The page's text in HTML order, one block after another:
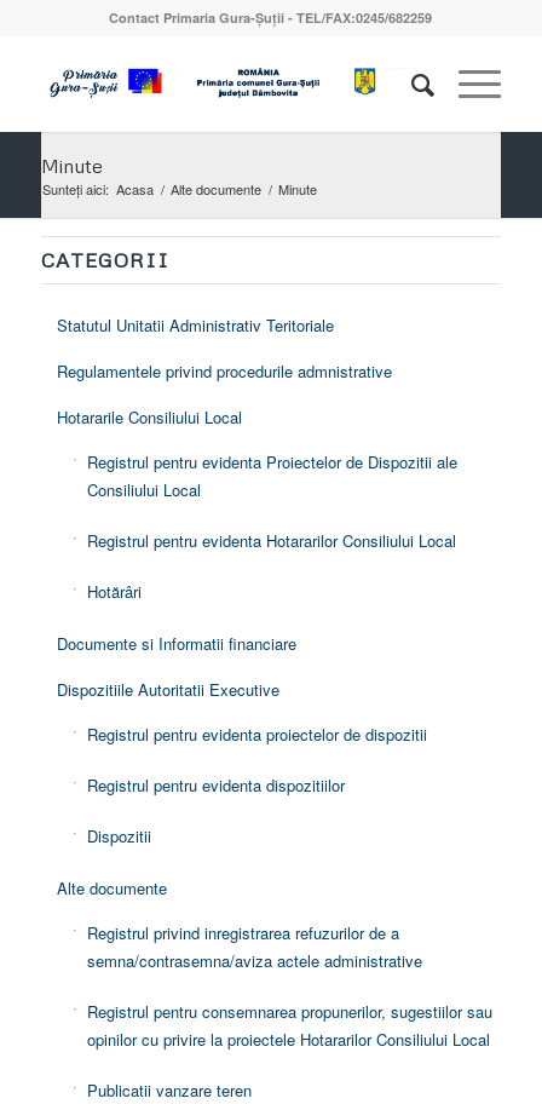
Contact Primaria Gura-Șuții - TEL/FAX:0245/682259
Minute
Sunteți aici: Acasa / Alte documente / Minute
CATEGORII
Statutul Unitatii Administrativ Teritoriale
Regulamentele privind procedurile admnistrative
Hotararile Consiliului Local
Registrul pentru evidenta Proiectelor de Dispozitii ale
Consiliului Local
Registrul pentru evidenta Hotararilor Consiliului Local
Hotărâri
Documente si Informatii financiare
Dispozitiile Autoritatii Executive
Registrul pentru evidenta proiectelor de dispozitii
Registrul pentru evidenta dispozitiilor
Dispozitii
Alte documente
Registrul privind inregistrarea refuzurilor de a
semna/contrasemna/aviza actele administrative
Registrul pentru consemnarea propunerilor, sugestiilor sau
opinilor cu privire la proiectele Hotararilor Consiliului Local
Publicatii vanzare teren